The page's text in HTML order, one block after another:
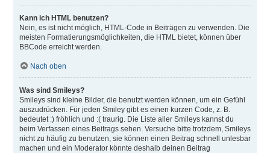
Kann ich HTML benutzen?
Nein, es ist nicht möglich, HTML-Code in Beiträgen zu verwenden. Die
meisten Formatierungsmöglichkeiten, die HTML bietet, können über
BBCode erreicht werden.
Nach oben
Was sind Smileys?
Smileys sind kleine Bilder, die benutzt werden können, um ein Gefühl
auszudrücken. Für jeden Smiley gibt es einen kurzen Code, z. B.
bedeutet :) fröhlich und :( traurig. Die Liste aller Smileys kannst du
beim Verfassen eines Beitrags sehen. Versuche bitte trotzdem, Smileys
nicht zu häufig zu benutzen, sie können einen Beitrag schnell unlesbar
machen und ein Moderator könnte deshalb deinen Beitrag